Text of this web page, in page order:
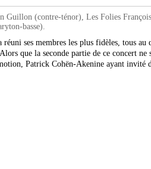
(contre-ténor), Les Folies
basse).
ses membres les plus fidèles, tous
que la seconde partie de ce concert
Patrick Cohën-Akenine ayant